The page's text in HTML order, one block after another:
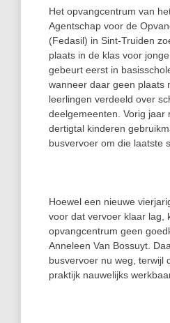
Het opvangcentrum van
Agentschap voor de
(Fedasil) in Sint-Truiden
plaats in de klas voor
gebeurt eerst in
wanneer daar geen plaats
leerlingen verdeeld over
deelgemeenten. Vorig jaar
dertigtal kinderen
busvervoer om die laatste
Hoewel een nieuwe
voor dat vervoer klaar lag,
opvangcentrum geen
Anneleen Van Bossuyt.
busvervoer nu weg, terwijl
praktijk nauwelijks